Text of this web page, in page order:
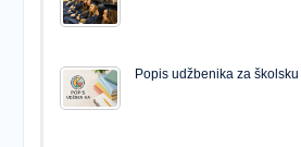
Popis udžbenika za